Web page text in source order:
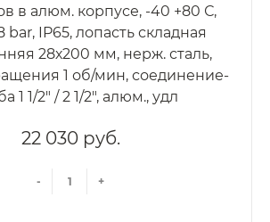
в алюм. корпусе, -40 +80 С,
bar, IP65, лопасть складная
28х200 мм, нерж. сталь,
1 об/мин, соединение-
1 1/2" / 2 1/2", алюм., удл
22 030 руб.
- +